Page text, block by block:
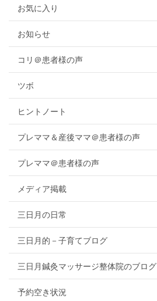
お気に入り
お知らせ
コリ＠患者様の声
ツボ
ヒントノート
プレママ＆産後ママ＠患者様の声
プレママ＠患者様の声
メディア掲載
三日月の日常
三日月的－子育てブログ
三日月鍼灸マッサージ整体院のブログ
予約空き状況